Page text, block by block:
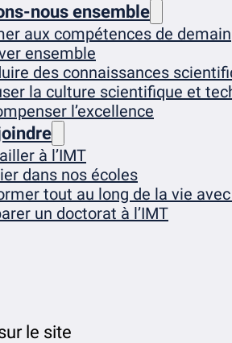
nous ensemble
aux compétences de demain
ensemble
des connaissances
la culture scientifique et
l’excellence
à l’IMT
dans nos écoles
tout au long de la vie avec
un doctorat à l’IMT
le site